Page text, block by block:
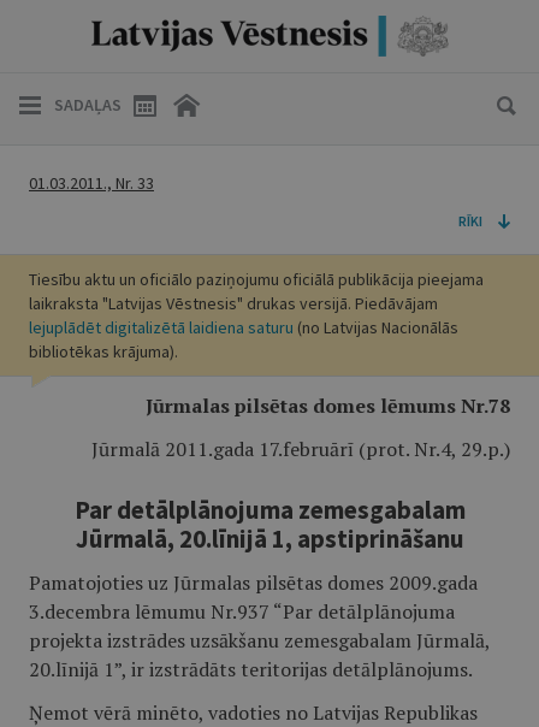
SADAĻAS
01.03.2011., Nr. 33
RĪKI
Tiesību aktu un oficiālo paziņojumu oficiālā publikācija pieejama
laikraksta "Latvijas Vēstnesis" drukas versijā. Piedāvājam
lejuplādēt digitalizētā laidiena saturu (no Latvijas Nacionālās
bibliotēkas krājuma).
Jūrmalas pilsētas domes lēmums Nr.78
Jūrmalā 2011.gada 17.februārī (prot. Nr.4, 29.p.)
Par detālplānojuma zemesgabalam
Jūrmalā, 20.līnijā 1, apstiprināšanu
Pamatojoties uz Jūrmalas pilsētas domes 2009.gada
3.decembra lēmumu Nr.937 “Par detālplānojuma
projekta izstrādes uzsākšanu zemesgabalam Jūrmalā,
20.līnijā 1”, ir izstrādāts teritorijas detālplānojums.
Ņemot vērā minēto, vadoties no Latvijas Republikas